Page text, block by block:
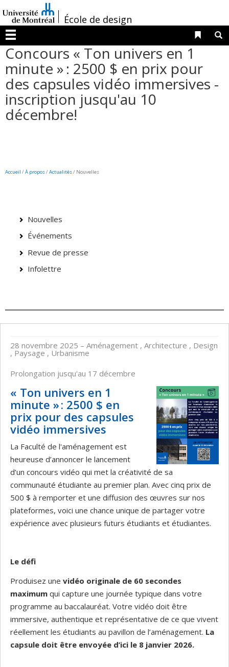
au
contenu
/École de design
Menu
Liens
Concours « Ton univers en 1
minute » : 2500 $ en prix pour
des capsules vidéo immersives -
inscription jusqu'au 10
décembre!
Accueil /À propos/Actualités/ Nouvelles
Nouvelles
Événements
Revue de presse
Infolettre
28 novembre 2025 – Aménagement , Architecture , Design
, Paysage , Urbanisme
Prolongation jusqu'au 17 décembre
« Ton univers en 1
minute » : 2500 $ en
prix pour des capsules
vidéo immersives
La Faculté de l'aménagement est
heureuse d’annoncer le lancement
d’un concours vidéo qui met la créativité de sa
communauté étudiante au premier plan. Avec cinq prix de
500 $ à remporter et une diffusion des œuvres sur nos
plateformes, voici une chance unique de partager votre
expérience avec plusieurs futurs étudiants et étudiantes.
Le défi
Produisez une vidéo originale de 60 secondes
maximum qui capture une journée typique dans votre
programme au baccalauréat. Votre vidéo doit être
immersive, authentique et représentative de ce que vivent
réellement les étudiants au pavillon de l’aménagement. La
capsule doit être envoyée d’ici le 8 janvier 2026.